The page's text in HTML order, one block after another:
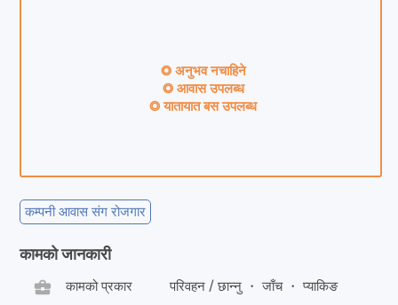
◎ अनुभव नचाहिने
◎ आवास उपलब्ध
◎ यातायात बस उपलब्ध
कम्पनी आवास संग रोजगार
कामको जानकारी
business_center
कामको प्रकार परिवहन / छान्नु ・ जाँच ・ प्याकिङ